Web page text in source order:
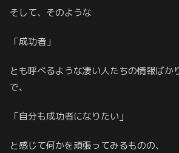
そして、そのような
「成功者」
とも呼べるような凄い人たちの情報ばか
で、
「自分も成功者になりたい」
と感じて何かを頑張ってみるものの、